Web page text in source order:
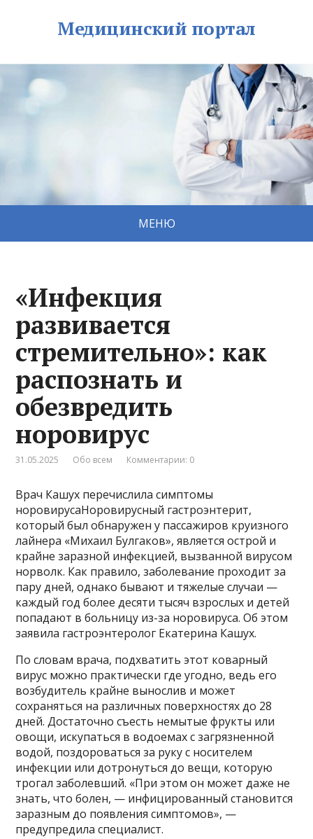
Медицинский портал
МЕНЮ
«Инфекция
развивается
стремительно»: как
распознать и
обезвредить
норовирус
31.05.2025 Обо всем Комментарии: 0
Врач Кашух перечислила симптомы
норовирусаНоровирусный гастроэнтерит,
который был обнаружен у пассажиров круизного
лайнера «Михаил Булгаков», является острой и
крайне заразной инфекцией, вызванной вирусом
норволк. Как правило, заболевание проходит за
пару дней, однако бывают и тяжелые случаи —
каждый год более десяти тысяч взрослых и детей
попадают в больницу из-за норовируса. Об этом
заявила гастроэнтеролог Екатерина Кашух.
По словам врача, подхватить этот коварный
вирус можно практически где угодно, ведь его
возбудитель крайне вынослив и может
сохраняться на различных поверхностях до 28
дней. Достаточно съесть немытые фрукты или
овощи, искупаться в водоемах с загрязненной
водой, поздороваться за руку с носителем
инфекции или дотронуться до вещи, которую
трогал заболевший. «При этом он может даже не
знать, что болен, — инфицированный становится
заразным до появления симптомов», —
предупредила специалист.